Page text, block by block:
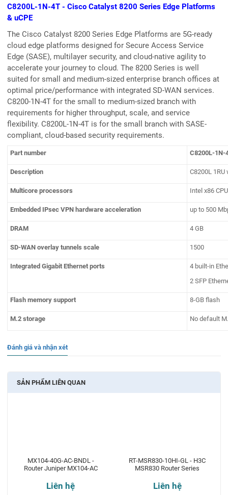
C8200L-1N-4T - Cisco Catalyst 8200 Series Edge Platforms
& uCPE
The Cisco Catalyst 8200 Series Edge Platforms are 5G-ready
cloud edge platforms designed for Secure Access Service
Edge (SASE), multilayer security, and cloud-native agility to
accelerate your journey to cloud. The 8200 Series is well
suited for small and medium-sized enterprise branch offices at
optimal price/performance with integrated SD-WAN services.
C8200-1N-4T for the small to medium-sized branch with
requirements for higher throughput, scale, and service
flexibility. C8200L-1N-4T is for the small branch with SASE-
compliant, cloud-based security requirements.
Part number C8200L-1N-
Description C8200L
Multicore processors Intel x86
Embedded IPsec VPN hardware acceleration up to 500
DRAM 4 GB
SD-WAN overlay tunnels scale 1500
Integrated Gigabit Ethernet ports
4 built-in
2 SFP
Flash memory support 8-GB flash
M.2 storage No default
Đánh giá và nhận xét
SẢN PHẨM LIÊN QUAN
MX104-40G-AC-BNDL -
Router Juniper MX104-AC
Liên hệ
RT-MSR830-10HI-GL - H3C
MSR830 Router Series
Liên hệ